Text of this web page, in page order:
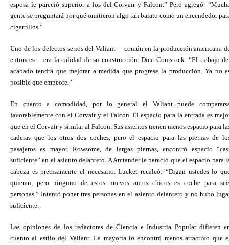
esposa le pareció superior a los del Corvair y Falcon.” Pero agregó:
gente se preguntará por qué omitieron algo tan barato como un encendedor
cigarrillos.”
Uno de los defectos serios del Valiant —común en la producción americana
entonces— era la calidad de su construcción. Dice Comstock: “El trabajo
acabado tendrá que mejorar a medida que progrese la producción. Ya no
posible que empeore.”
En cuanto a comodidad, por lo general el Valiant puede
favorablemente con el Corvair y el Falcon. El espacio para la entrada es
que en el Corvair y similar al Falcon. Sus asientos tienen menos espacio para
caderas que los otros dos coches, pero el espacio para las piernas de
pasajeros es mayor. Rowsome, de largas piernas, encontró espacio
suficiente” en el asiento delantero. A Arctander le pareció que el espacio para
cabeza es precisamente el necesario. Lucket recalcó: “Digan ustedes lo
quieran, pero ninguno de estos nuevos autos chicos es coche para
personas.” Intentó poner tres personas en el asiento delantero y no hubo
suficiente.
Las opiniones de los redactores de Ciencia e Industria Popular difieren
cuanto al estilo del Valiant. La mayoría lo encontró menos atractivo que